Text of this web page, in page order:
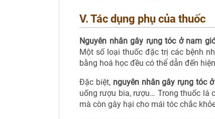
V. Tác dụng phụ của thuốc
Nguyên nhân gây rụng tóc ở nam
Một số loại thuốc đặc trị các bệnh
bằng hoá học đều có thể dẫn đến
Đặc biệt, nguyên nhân gây rụng tóc
uống rượu bia, rượu… Trong thuốc lá
mà còn gây hại cho mái tóc chắc